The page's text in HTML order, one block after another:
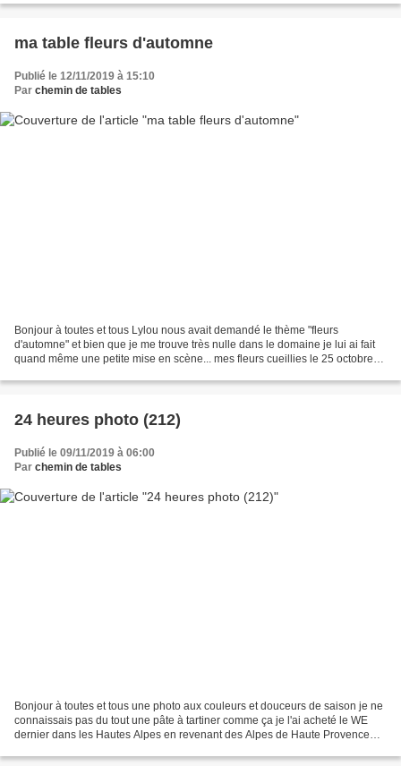
ma table fleurs d'automne
Publié le 12/11/2019 à 15:10
Par chemin de tables
Bonjour à toutes et tous Lylou nous avait demandé le thème "fleurs
d'automne" et bien que je me trouve très nulle dans le domaine je lui ai fait
quand même une petite mise en scène... mes fleurs cueillies le 25 octobre
24 heures photo (212)
Publié le 09/11/2019 à 06:00
Par chemin de tables
Bonjour à toutes et tous une photo aux couleurs et douceurs de saison je ne
connaissais pas du tout une pâte à tartiner comme ça je l'ai acheté le WE
dernier dans les Hautes Alpes en revenant des Alpes de Haute Provence